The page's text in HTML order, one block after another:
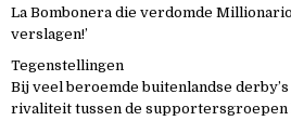
La Bombonera die verdomde
verslagen!’
Tegenstellingen
Bij veel beroemde buitenlandse derby’s
rivaliteit tussen de supportersgroepen